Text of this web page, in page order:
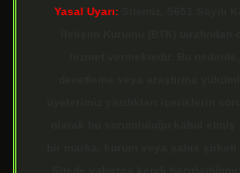
Yasal Uyarı: